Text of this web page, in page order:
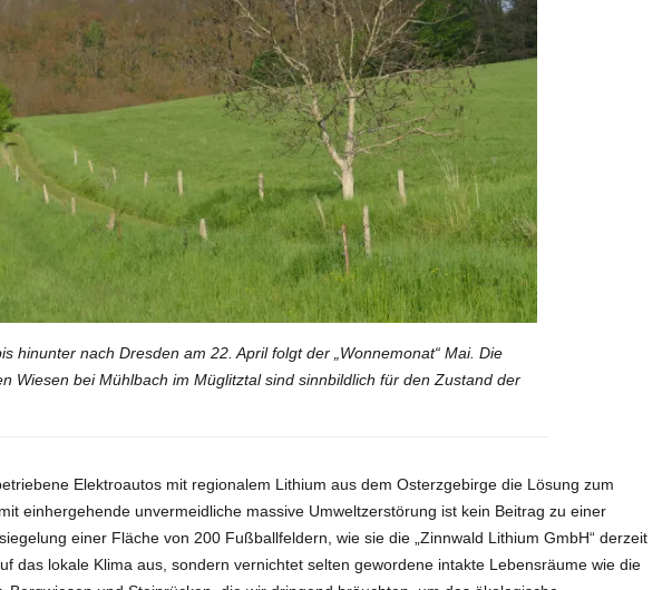
hinunter nach Dresden am 22. April folgt der „Wonnemonat“ Mai. Die
Wiesen bei Mühlbach im Müglitztal sind sinnbildlich für den Zustand der
Elektroautos mit regionalem Lithium aus dem Osterzgebirge die Lösung zum
einhergehende unvermeidliche massive Umweltzerstörung ist kein Beitrag zu einer
einer Fläche von 200 Fußballfeldern, wie sie die „Zinnwald Lithium GmbH“ derzeit
das lokale Klima aus, sondern vernichtet selten gewordene intakte Lebensräume wie die